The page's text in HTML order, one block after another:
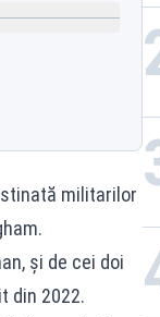
militarilor
și de cei doi
din 2022.